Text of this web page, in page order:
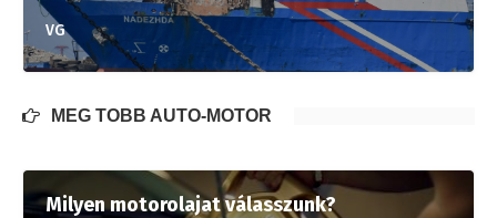
VG
MÉG TÖBB AUTÓ-MOTOR
Milyen motorolajat válasszunk?